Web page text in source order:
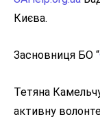
Києва.
Засновниця БО “
Тетяна
активну